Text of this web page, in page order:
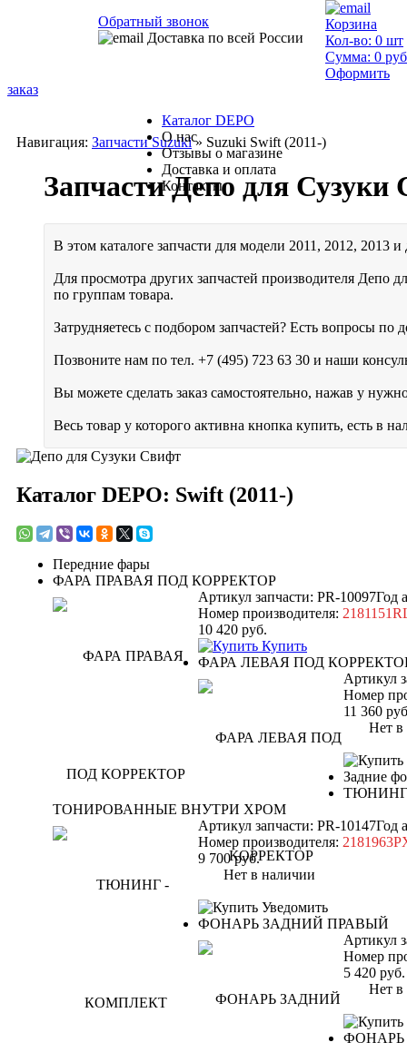
Навигация: Запчасти Suzuki» Suzuki Swift (2011-)
Запчасти Депо для Сузуки
В этом каталоге запчасти для модели 2011, 2012, 2013
Для просмотра других запчастей производителя Депо
по группам товара.
Затрудняетесь с подбором запчастей? Есть вопросы по
Позвоните нам по тел. +7 (495) 723 63 30 и наши
Вы можете сделать заказ самостоятельно, нажав у
Весь товар у которого активна кнопка купить, есть в
Каталог DEPO: Swift (2011-)
Передние фары
ФАРА ПРАВАЯ ПОД КОРРЕКТОР
Артикул запчасти: PR-10097Год
Номер производителя:
10 420 руб.
Купить
ФАРА ЛЕВАЯ ПОД
Артикул
Номер
11 360
Нет в
Задние
ТЮНИНГ
ТОНИРОВАННЫЕ ВНУТРИ ХРОМ
Артикул запчасти: PR-10147Год
Номер производителя:
9 700руб.
Нет в наличии
Уведомить
ФОНАРЬ ЗАДНИЙ ПРАВЫЙ
Артикул
Номер
5 420 руб.
Нет в
Обратный звонок
Доставка по всей России
Корзина
Кол-во: 0 шт
Сумма: 0
Оформить
заказ
Каталог DEPO
О нас
Отзывы о магазине
Доставка и оплата
Контакты